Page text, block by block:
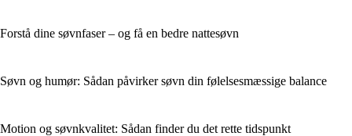
Forstå dine søvnfaser – og få en bedre nattesøvn
Søvn og humør: Sådan påvirker søvn din følelsesmæssige balance
Motion og søvnkvalitet: Sådan finder du det rette tidspunkt